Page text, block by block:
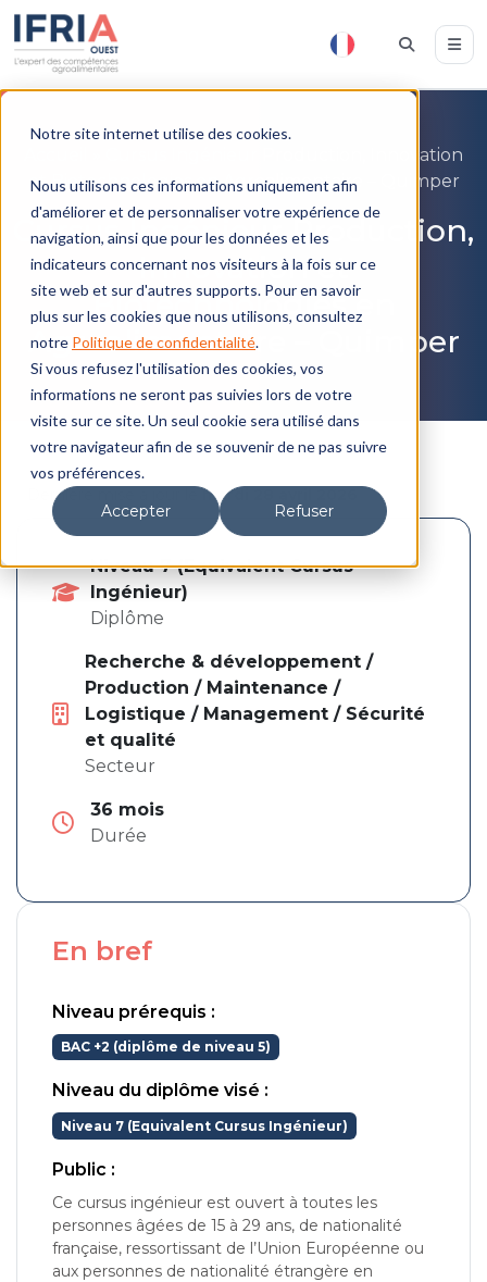
Notre site internet utilise des cookies.
Nous utilisons ces informations uniquement afin
d'améliorer et de personnaliser votre expérience de
navigation, ainsi que pour les données et les
indicateurs concernant nos visiteurs à la fois sur ce
site web et sur d'autres supports. Pour en savoir
plus sur les cookies que nous utilisons, consultez
notre Politique de confidentialité.
Si vous refusez l'utilisation des cookies, vos
informations ne seront pas suivies lors de votre
visite sur ce site. Un seul cookie sera utilisé dans
votre navigateur afin de se souvenir de ne pas suivre
vos préférences.
Accepter Refuser
de la Loire
Cursus Ingénieur Production, Innovation
et Biotechnologies en Agroalimentaire – Quimper
Cursus Ingénieur Production,
Innovation et
Biotechnologies en
Agroalimentaire – Quimper
Dernière mise à jour le mardi 28 avril 2026
Niveau 7 (Equivalent Cursus
Ingénieur)
Diplôme
Recherche & développement /
Production / Maintenance /
Logistique / Management / Sécurité
et qualité
Secteur
36 mois
Durée
En bref
Niveau prérequis :
BAC +2 (diplôme de niveau 5)
Niveau du diplôme visé :
Niveau 7 (Equivalent Cursus Ingénieur)
Public :
Ce cursus ingénieur est ouvert à toutes les
personnes âgées de 15 à 29 ans, de nationalité
française, ressortissant de l’Union Européenne ou
aux personnes de nationalité étrangère en